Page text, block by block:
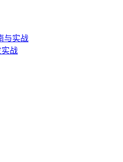
与实战
实战